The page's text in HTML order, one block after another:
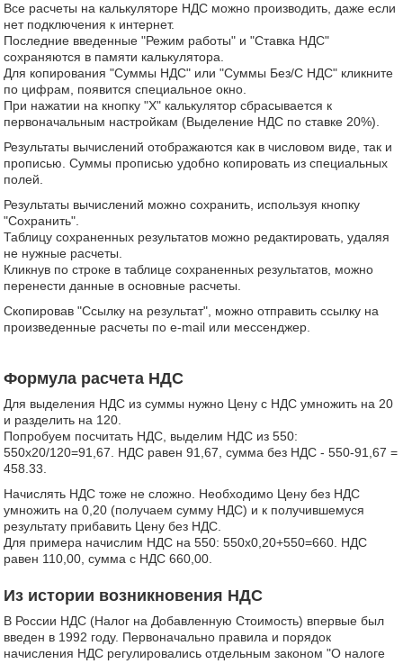
Все расчеты на калькуляторе НДС можно производить, даже если
нет подключения к интернет.
Последние введенные "Режим работы" и "Ставка НДС"
сохраняются в памяти калькулятора.
Для копирования "Суммы НДС" или "Суммы Без/С НДС" кликните
по цифрам, появится специальное окно.
При нажатии на кнопку "Х" калькулятор сбрасывается к
первоначальным настройкам (Выделение НДС по ставке 20%).
Результаты вычислений отображаются как в числовом виде, так и
прописью. Суммы прописью удобно копировать из специальных
полей.
Результаты вычислений можно сохранить, используя кнопку
"Сохранить".
Таблицу сохраненных результатов можно редактировать, удаляя
не нужные расчеты.
Кликнув по строке в таблице сохраненных результатов, можно
перенести данные в основные расчеты.
Скопировав "Ссылку на результат", можно отправить ссылку на
произведенные расчеты по e-mail или мессенджер.
Формула расчета НДС
Для выделения НДС из суммы нужно Цену с НДС умножить на 20
и разделить на 120.
Попробуем посчитать НДС, выделим НДС из 550:
550х20/120=91,67. НДС равен 91,67, сумма без НДС - 550-91,67 =
458.33.
Начислять НДС тоже не сложно. Необходимо Цену без НДС
умножить на 0,20 (получаем сумму НДС) и к получившемуся
результату прибавить Цену без НДС.
Для примера начислим НДС на 550: 550х0,20+550=660. НДС
равен 110,00, сумма с НДС 660,00.
Из истории возникновения НДС
В России НДС (Налог на Добавленную Стоимость) впервые был
введен в 1992 году. Первоначально правила и порядок
начисления НДС регулировались отдельным законом "О налоге